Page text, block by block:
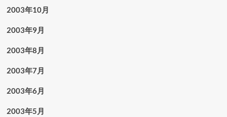
2003年10月
2003年9月
2003年8月
2003年7月
2003年6月
2003年5月